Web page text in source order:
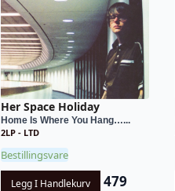
Her Space Holiday
Home Is Where You Hang…...
2LP - LTD
Bestillingsvare
Legg I Handlekurv 479